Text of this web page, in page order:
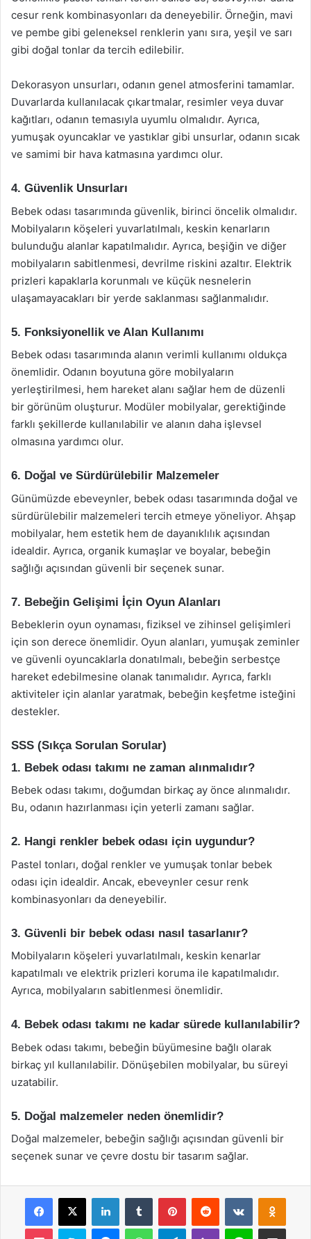
cesur renk kombinasyonları da deneyebilir. Örneğin, mavi
ve pembe gibi geleneksel renklerin yanı sıra, yeşil ve sarı
gibi doğal tonlar da tercih edilebilir.
Dekorasyon unsurları, odanın genel atmosferini tamamlar.
Duvarlarda kullanılacak çıkartmalar, resimler veya duvar
kağıtları, odanın temasıyla uyumlu olmalıdır. Ayrıca,
yumuşak oyuncaklar ve yastıklar gibi unsurlar, odanın sıcak
ve samimi bir hava katmasına yardımcı olur.
4. Güvenlik Unsurları
Bebek odası tasarımında güvenlik, birinci öncelik olmalıdır.
Mobilyaların köşeleri yuvarlatılmalı, keskin kenarların
bulunduğu alanlar kapatılmalıdır. Ayrıca, beşiğin ve diğer
mobilyaların sabitlenmesi, devrilme riskini azaltır. Elektrik
prizleri kapaklarla korunmalı ve küçük nesnelerin
ulaşamayacakları bir yerde saklanması sağlanmalıdır.
5. Fonksiyonellik ve Alan Kullanımı
Bebek odası tasarımında alanın verimli kullanımı oldukça
önemlidir. Odanın boyutuna göre mobilyaların
yerleştirilmesi, hem hareket alanı sağlar hem de düzenli
bir görünüm oluşturur. Modüler mobilyalar, gerektiğinde
farklı şekillerde kullanılabilir ve alanın daha işlevsel
olmasına yardımcı olur.
6. Doğal ve Sürdürülebilir Malzemeler
Günümüzde ebeveynler, bebek odası tasarımında doğal ve
sürdürülebilir malzemeleri tercih etmeye yöneliyor. Ahşap
mobilyalar, hem estetik hem de dayanıklılık açısından
idealdir. Ayrıca, organik kumaşlar ve boyalar, bebeğin
sağlığı açısından güvenli bir seçenek sunar.
7. Bebeğin Gelişimi İçin Oyun Alanları
Bebeklerin oyun oynaması, fiziksel ve zihinsel gelişimleri
için son derece önemlidir. Oyun alanları, yumuşak zeminler
ve güvenli oyuncaklarla donatılmalı, bebeğin serbestçe
hareket edebilmesine olanak tanımalıdır. Ayrıca, farklı
aktiviteler için alanlar yaratmak, bebeğin keşfetme isteğini
destekler.
SSS (Sıkça Sorulan Sorular)
1. Bebek odası takımı ne zaman alınmalıdır?
Bebek odası takımı, doğumdan birkaç ay önce alınmalıdır.
Bu, odanın hazırlanması için yeterli zamanı sağlar.
2. Hangi renkler bebek odası için uygundur?
Pastel tonları, doğal renkler ve yumuşak tonlar bebek
odası için idealdir. Ancak, ebeveynler cesur renk
kombinasyonları da deneyebilir.
3. Güvenli bir bebek odası nasıl tasarlanır?
Mobilyaların köşeleri yuvarlatılmalı, keskin kenarlar
kapatılmalı ve elektrik prizleri koruma ile kapatılmalıdır.
Ayrıca, mobilyaların sabitlenmesi önemlidir.
4. Bebek odası takımı ne kadar sürede kullanılabilir?
Bebek odası takımı, bebeğin büyümesine bağlı olarak
birkaç yıl kullanılabilir. Dönüşebilen mobilyalar, bu süreyi
uzatabilir.
5. Doğal malzemeler neden önemlidir?
Doğal malzemeler, bebeğin sağlığı açısından güvenli bir
seçenek sunar ve çevre dostu bir tasarım sağlar.
Facebook
X LinkedInTumblr PinterestReddit VKontakte
Pocket Skype MessengerWhatsAppTelegramViber Line E-Posta ile